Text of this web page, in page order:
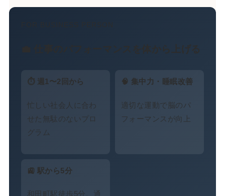
💼 仕事のパフォーマンスを体から上げる
⏱ 週1〜2回から
忙しい社会人に合わ
せた無駄のないプロ
グラム
🧠 集中力・睡眠改善
適切な運動で脳のパ
フォーマンスが向上
🚉 駅から5分
和田町駅徒歩5分。通